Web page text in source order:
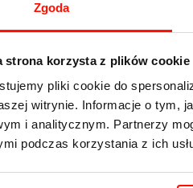
Zgoda
strona korzysta z plików cookie
pliki cookie do
witrynie. Informacje o tym,
i analitycznym. Partnerzy
podczas korzystania z ich
RANKING SAMOCHODÓW